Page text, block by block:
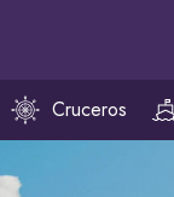
Cruceros